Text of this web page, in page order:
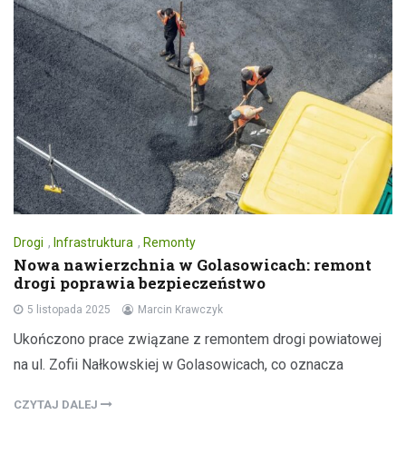
Drogi , Infrastruktura , Remonty
Nowa nawierzchnia w Golasowicach: remont
drogi poprawia bezpieczeństwo
5 listopada 2025 Marcin Krawczyk
Ukończono prace związane z remontem drogi powiatowej
na ul. Zofii Nałkowskiej w Golasowicach, co oznacza
CZYTAJ DALEJ